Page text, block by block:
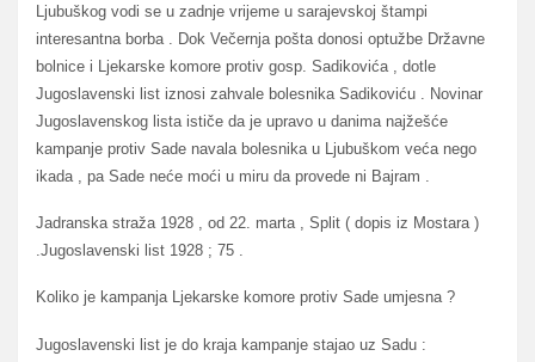
Ljubuškog vodi se u zadnje vrijeme u sarajevskoj štampi
interesantna borba . Dok Večernja pošta donosi optužbe Državne
bolnice i Ljekarske komore protiv gosp. Sadikovića , dotle
Jugoslavenski list iznosi zahvale bolesnika Sadikoviću . Novinar
Jugoslavenskog lista ističe da je upravo u danima najžešće
kampanje protiv Sade navala bolesnika u Ljubuškom veća nego
ikada , pa Sade neće moći u miru da provede ni Bajram .
Jadranska straža 1928 , od 22. marta , Split ( dopis iz Mostara )
.Jugoslavenski list 1928 ; 75 .
Koliko je kampanja Ljekarske komore protiv Sade umjesna ?
Jugoslavenski list je do kraja kampanje stajao uz Sadu :